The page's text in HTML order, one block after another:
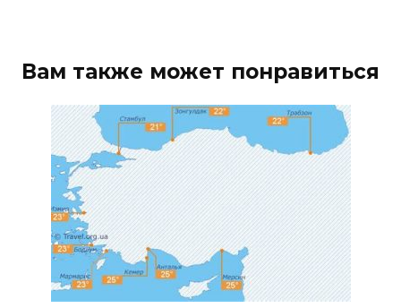
Вам также может понравиться